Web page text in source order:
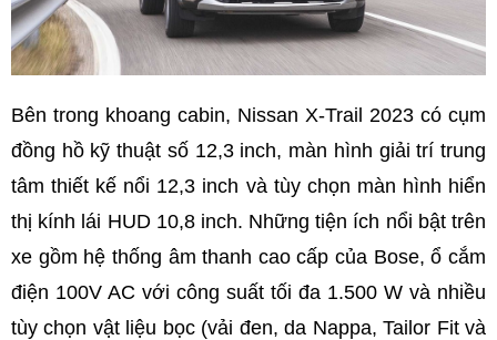
Bên trong khoang cabin, Nissan X-Trail 2023 có cụm
đồng hồ kỹ thuật số 12,3 inch, màn hình giải trí trung
tâm thiết kế nổi 12,3 inch và tùy chọn màn hình hiển
thị kính lái HUD 10,8 inch. Những tiện ích nổi bật trên
xe gồm hệ thống âm thanh cao cấp của Bose, ổ cắm
điện 100V AC với công suất tối đa 1.500 W và nhiều
tùy chọn vật liệu bọc (vải đen, da Nappa, Tailor Fit và